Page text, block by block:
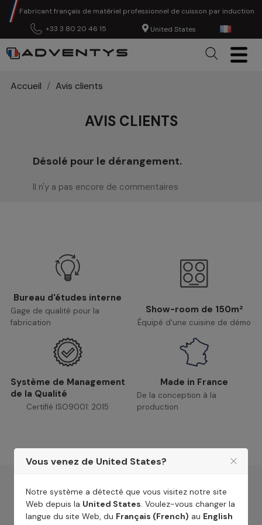
Fabricant français de matériel professionnel de cuisson par induction
+33 3 80 20 46 15
United States
Accueil Avis clients
AVIS CLIENTS
Désolé pour le dérangement.
Il n'y a pas encore de commentaires
Bureau d'études interne
Gage de qualité pour la
fabrication
Show-room de 150m²
Équipé d'une cuisine de démo
Système de Management
de la Qualité
Certifié ISO9001: 2015
Made in France
De la conception à la
production
Vous venez de United States?
Notre système a détecté que vous visitez notre site
Web depuis la United States. Voulez-vous changer la
langue du site Web, du Français (French) au English